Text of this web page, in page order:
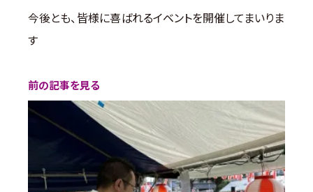
今後とも、皆様に喜ばれるイベントを開催してまいりま
す
前の記事を見る